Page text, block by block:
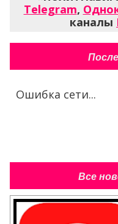
Telegram,
каналы
Ошибка сети...
Все